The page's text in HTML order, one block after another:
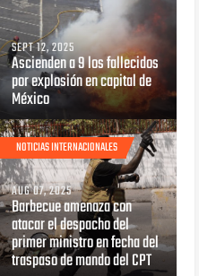
SEPT 12, 2025
Ascienden a 9 los fallecidos
por explosión en capital de
México
NOTICIAS INTERNACIONALES
AUG 07, 2025
Barbecue amenaza con
atacar el despacho del
primer ministro en fecha del
traspaso de mando del CPT